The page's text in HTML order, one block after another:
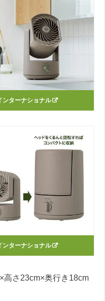
ンターナショナル
ンターナショナル
高さ23cm×奥行き18cm